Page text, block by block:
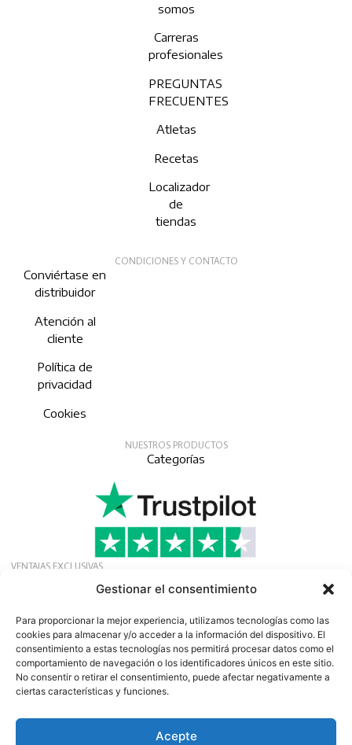
Gestionar el consentimiento
Para proporcionar la mejor experiencia, utilizamos tecnologías como las
cookies para almacenar y/o acceder a la información del dispositivo. El
consentimiento a estas tecnologías nos permitirá procesar datos como el
comportamiento de navegación o los identificadores únicos en este sitio.
No consentir o retirar el consentimiento, puede afectar negativamente a
ciertas características y funciones.
Acepte
somos
Carreras
profesionales
PREGUNTAS
FRECUENTES
Atletas
Recetas
Localizador
de
tiendas
CONDICIONES Y CONTACTO
Conviértase en
distribuidor
Atención al
cliente
Política de
privacidad
Cookies
NUESTROS PRODUCTOS
Categorías
VENTAJAS EXCLUSIVAS
ofertas, noticias y eventos exclusivos.
Boletín